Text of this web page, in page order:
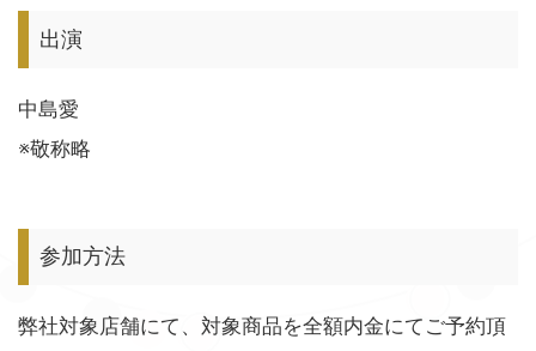
出演
中島愛
※敬称略
参加方法
弊社対象店舗にて、対象商品を全額内金にてご予約頂